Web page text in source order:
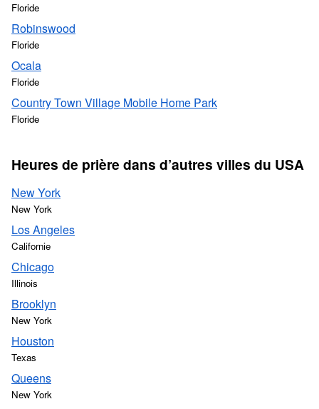
Floride
Robinswood
Floride
Ocala
Floride
Country Town Village Mobile Home Park
Floride
Heures de prière dans d’autres villes du USA
New York
New York
Los Angeles
Californie
Chicago
Illinois
Brooklyn
New York
Houston
Texas
Queens
New York